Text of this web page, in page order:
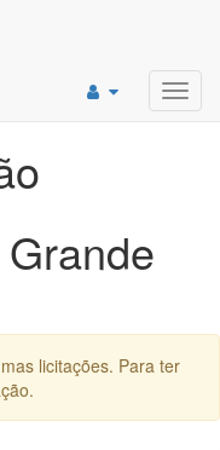
licitações. Para ter